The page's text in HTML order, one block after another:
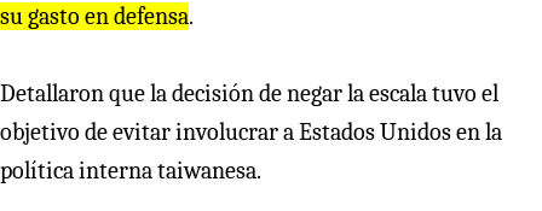
su gasto en defensa.
Detallaron que la decisión de negar la escala tuvo el
objetivo de evitar involucrar a Estados Unidos en la
política interna taiwanesa.